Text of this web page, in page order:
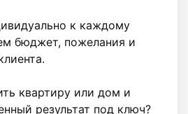
к каждому
бюджет, пожелания и
результат под ключ?